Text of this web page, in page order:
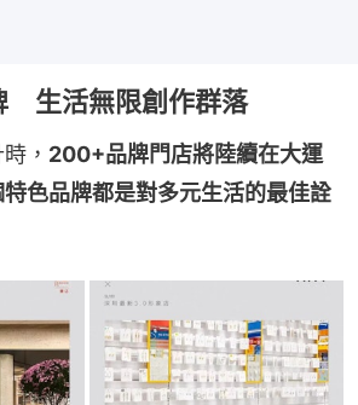
生活無限創作群落
， 200+品牌門店將陸續在大運
色品牌都是對多元生活的最佳詮